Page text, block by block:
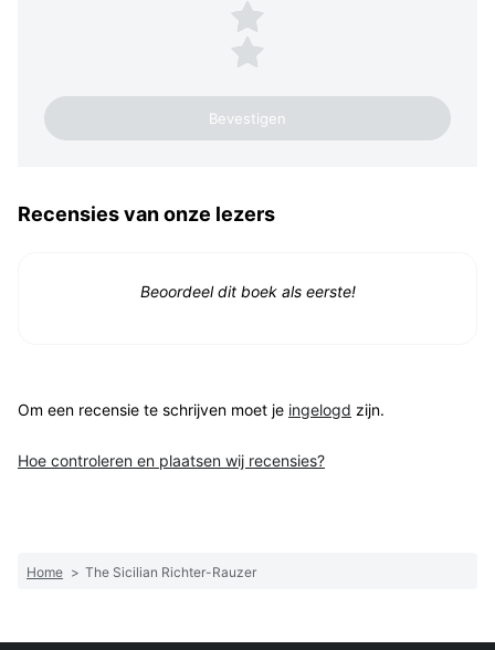
2 sterren
1 ster
Recensies van onze lezers
Beoordeel dit boek als eerste!
Om een recensie te schrijven moet je ingelogd zijn.
Hoe controleren en plaatsen wij recensies?
Home > The Sicilian Richter-Rauzer